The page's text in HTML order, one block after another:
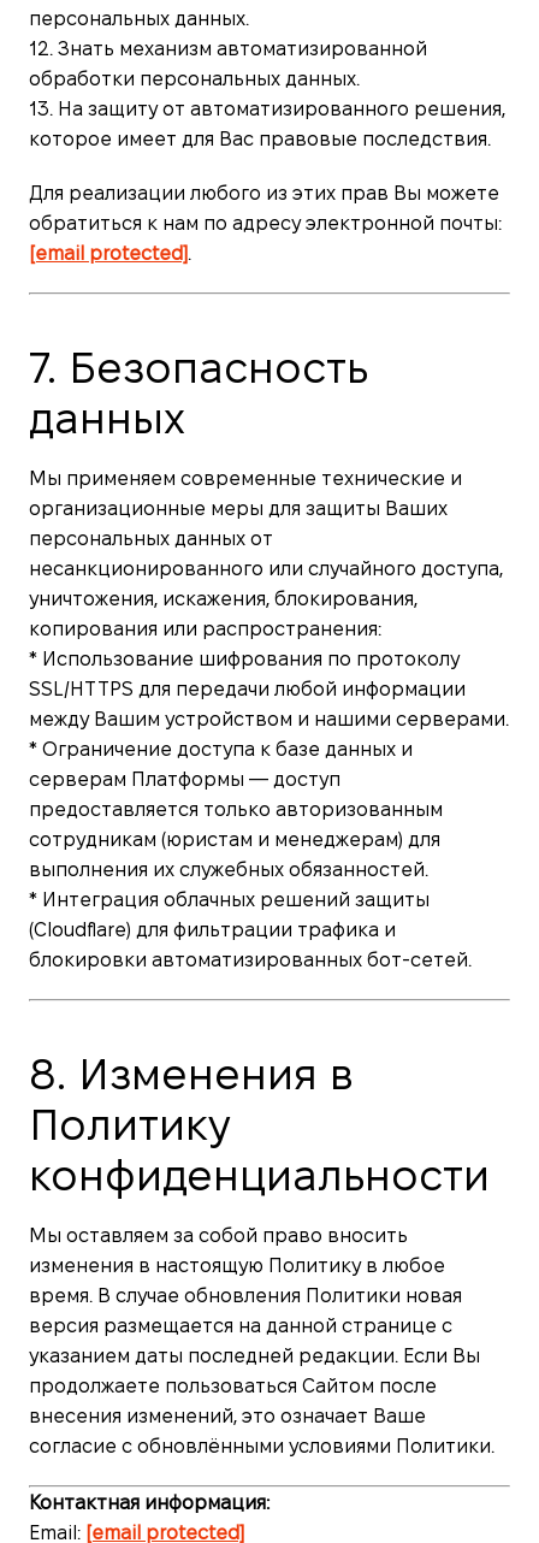
персональных данных.
12. Знать механизм автоматизированной
обработки персональных данных.
13. На защиту от автоматизированного решения,
которое имеет для Вас правовые последствия.
Для реализации любого из этих прав Вы можете
обратиться к нам по адресу электронной почты:
[email protected].
7. Безопасность
данных
Мы применяем современные технические и
организационные меры для защиты Ваших
персональных данных от
несанкционированного или случайного доступа,
уничтожения, искажения, блокирования,
копирования или распространения:
* Использование шифрования по протоколу
SSL/HTTPS для передачи любой информации
между Вашим устройством и нашими серверами.
* Ограничение доступа к базе данных и
серверам Платформы — доступ
предоставляется только авторизованным
сотрудникам (юристам и менеджерам) для
выполнения их служебных обязанностей.
* Интеграция облачных решений защиты
(Cloudflare) для фильтрации трафика и
блокировки автоматизированных бот-сетей.
8. Изменения в
Политику
конфиденциальности
Мы оставляем за собой право вносить
изменения в настоящую Политику в любое
время. В случае обновления Политики новая
версия размещается на данной странице с
указанием даты последней редакции. Если Вы
продолжаете пользоваться Сайтом после
внесения изменений, это означает Ваше
согласие с обновлёнными условиями Политики.
Контактная информация:
Email: [email protected]